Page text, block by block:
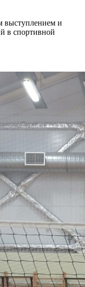
выступлением и
в спортивной